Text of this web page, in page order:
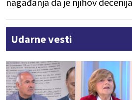
Udarne vesti